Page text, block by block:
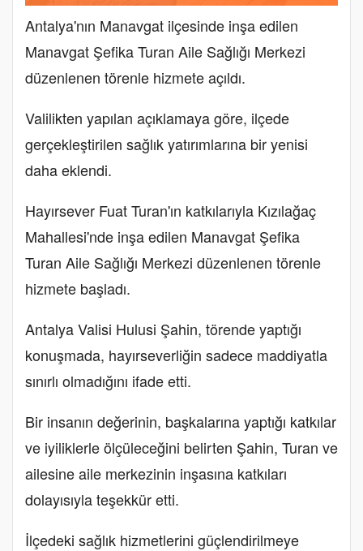
Antalya'nın Manavgat ilçesinde inşa edilen
Manavgat Şefika Turan Aile Sağlığı Merkezi
düzenlenen törenle hizmete açıldı.
Valilikten yapılan açıklamaya göre, ilçede
gerçekleştirilen sağlık yatırımlarına bir yenisi
daha eklendi.
Hayırsever Fuat Turan'ın katkılarıyla Kızılağaç
Mahallesi'nde inşa edilen Manavgat Şefika
Turan Aile Sağlığı Merkezi düzenlenen törenle
hizmete başladı.
Antalya Valisi Hulusi Şahin, törende yaptığı
konuşmada, hayırseverliğin sadece maddiyatla
sınırlı olmadığını ifade etti.
Bir insanın değerinin, başkalarına yaptığı katkılar
ve iyiliklerle ölçüleceğini belirten Şahin, Turan ve
ailesine aile merkezinin inşasına katkıları
dolayısıyla teşekkür etti.
İlçedeki sağlık hizmetlerini güçlendirilmeye